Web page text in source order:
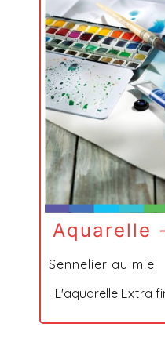
Aquarelle
Sennelier au miel
L'aquarelle Extra